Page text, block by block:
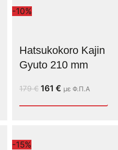
-10%
Hatsukokoro Kajin
Gyuto 210 mm
179€ 161 € με Φ.Π.Α
-15%